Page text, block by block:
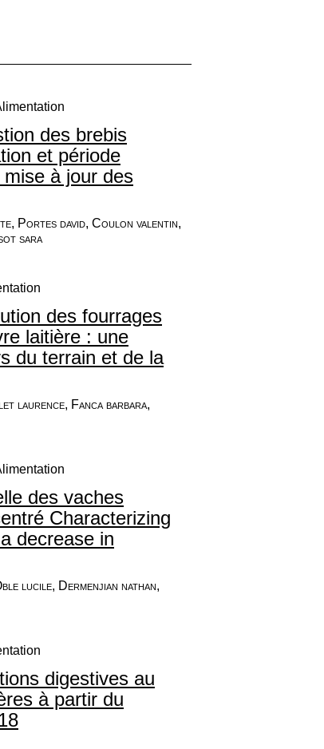
des brebis
et période
mise à jour des
Portes david, Coulon valentin,
sara
des fourrages
laitière : une
du terrain et de la
laurence, Fanca barbara,
des vaches
Characterizing
decrease in
lucile, Dermenjian nathan,
digestives au
à partir du